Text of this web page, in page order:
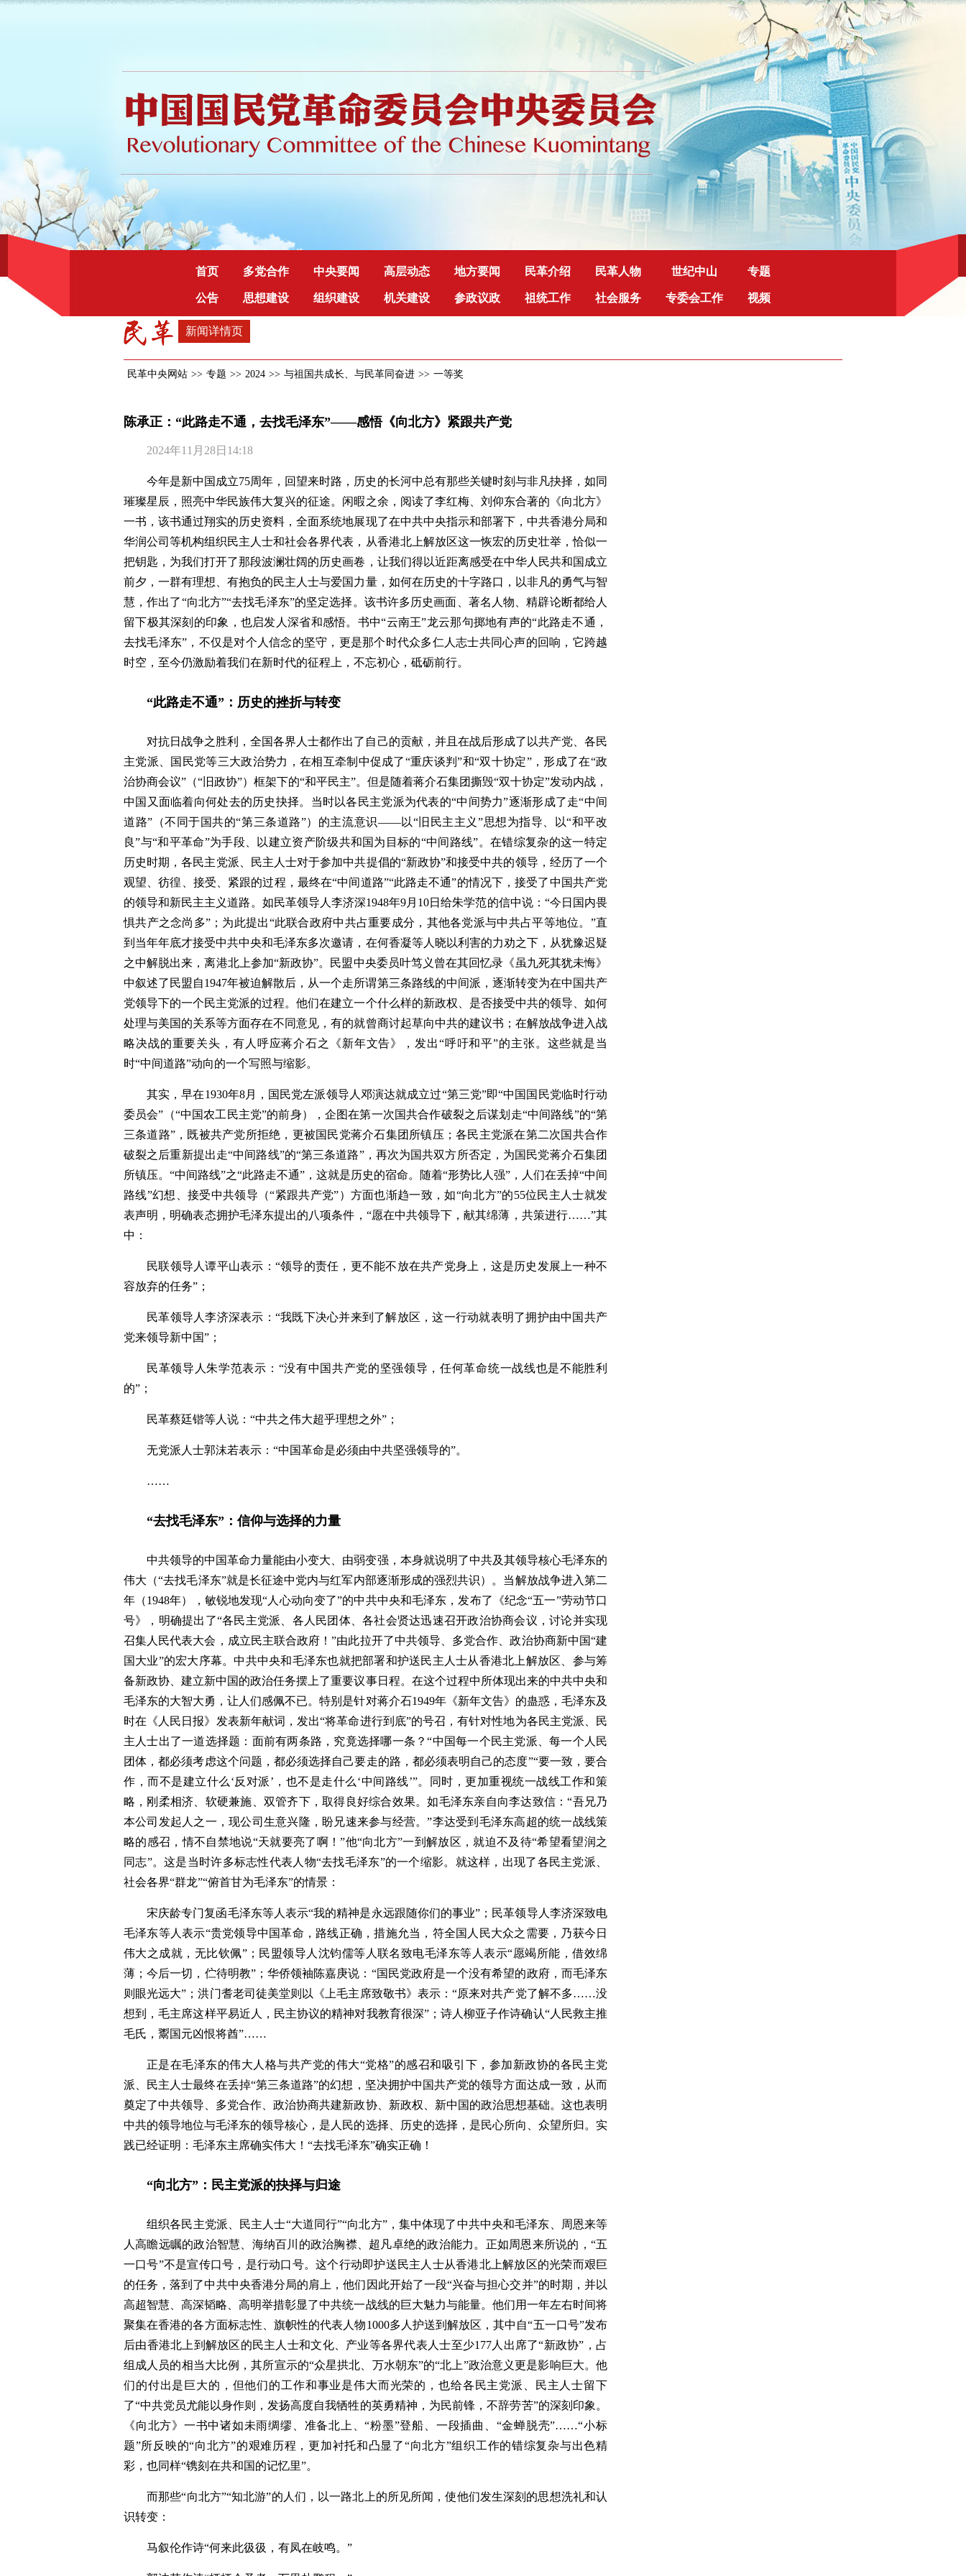
首页 多党合作 中央要闻 高层动态 地方要闻 民革介绍 民革人物 世纪中山 专题
公告 思想建设 组织建设 机关建设 参政议政 祖统工作 社会服务 专委会工作 视频
新闻详情页
民革中央网站 >> 专题 >> 2024 >> 与祖国共成长、与民革同奋进 >> 一等奖
陈承正：“此路走不通，去找毛泽东”——感悟《向北方》紧跟共产党
2024年11月28日14:18
今年是新中国成立75周年，回望来时路，历史的长河中总有那些关键时刻与非凡抉择，如同
璀璨星辰，照亮中华民族伟大复兴的征途。闲暇之余，阅读了李红梅、刘仰东合著的《向北方》
一书，该书通过翔实的历史资料，全面系统地展现了在中共中央指示和部署下，中共香港分局和
华润公司等机构组织民主人士和社会各界代表，从香港北上解放区这一恢宏的历史壮举，恰似一
把钥匙，为我们打开了那段波澜壮阔的历史画卷，让我们得以近距离感受在中华人民共和国成立
前夕，一群有理想、有抱负的民主人士与爱国力量，如何在历史的十字路口，以非凡的勇气与智
慧，作出了“向北方”“去找毛泽东”的坚定选择。该书许多历史画面、著名人物、精辟论断都给人
留下极其深刻的印象，也启发人深省和感悟。书中“云南王”龙云那句掷地有声的“此路走不通，
去找毛泽东”，不仅是对个人信念的坚守，更是那个时代众多仁人志士共同心声的回响，它跨越
时空，至今仍激励着我们在新时代的征程上，不忘初心，砥砺前行。
“此路走不通”：历史的挫折与转变
对抗日战争之胜利，全国各界人士都作出了自己的贡献，并且在战后形成了以共产党、各民
主党派、国民党等三大政治势力，在相互牵制中促成了“重庆谈判”和“双十协定”，形成了在“政
治协商会议”（“旧政协”）框架下的“和平民主”。但是随着蒋介石集团撕毁“双十协定”发动内战，
中国又面临着向何处去的历史抉择。当时以各民主党派为代表的“中间势力”逐渐形成了走“中间
道路”（不同于国共的“第三条道路”）的主流意识——以“旧民主主义”思想为指导、以“和平改
良”与“和平革命”为手段、以建立资产阶级共和国为目标的“中间路线”。在错综复杂的这一特定
历史时期，各民主党派、民主人士对于参加中共提倡的“新政协”和接受中共的领导，经历了一个
观望、彷徨、接受、紧跟的过程，最终在“中间道路”“此路走不通”的情况下，接受了中国共产党
的领导和新民主主义道路。如民革领导人李济深1948年9月10日给朱学范的信中说：“今日国内畏
惧共产之念尚多”；为此提出“此联合政府中共占重要成分，其他各党派与中共占平等地位。”直
到当年年底才接受中共中央和毛泽东多次邀请，在何香凝等人晓以利害的力劝之下，从犹豫迟疑
之中解脱出来，离港北上参加“新政协”。民盟中央委员叶笃义曾在其回忆录《虽九死其犹未悔》
中叙述了民盟自1947年被迫解散后，从一个走所谓第三条路线的中间派，逐渐转变为在中国共产
党领导下的一个民主党派的过程。他们在建立一个什么样的新政权、是否接受中共的领导、如何
处理与美国的关系等方面存在不同意见，有的就曾商讨起草向中共的建议书；在解放战争进入战
略决战的重要关头，有人呼应蒋介石之《新年文告》，发出“呼吁和平”的主张。这些就是当
时“中间道路”动向的一个写照与缩影。
其实，早在1930年8月，国民党左派领导人邓演达就成立过“第三党”即“中国国民党临时行动
委员会”（“中国农工民主党”的前身），企图在第一次国共合作破裂之后谋划走“中间路线”的“第
三条道路”，既被共产党所拒绝，更被国民党蒋介石集团所镇压；各民主党派在第二次国共合作
破裂之后重新提出走“中间路线”的“第三条道路”，再次为国共双方所否定，为国民党蒋介石集团
所镇压。“中间路线”之“此路走不通”，这就是历史的宿命。随着“形势比人强”，人们在丢掉“中间
路线”幻想、接受中共领导（“紧跟共产党”）方面也渐趋一致，如“向北方”的55位民主人士就发
表声明，明确表态拥护毛泽东提出的八项条件，“愿在中共领导下，献其绵薄，共策进行……”其
中：
民联领导人谭平山表示：“领导的责任，更不能不放在共产党身上，这是历史发展上一种不
容放弃的任务”；
民革领导人李济深表示：“我既下决心并来到了解放区，这一行动就表明了拥护由中国共产
党来领导新中国”；
民革领导人朱学范表示：“没有中国共产党的坚强领导，任何革命统一战线也是不能胜利
的”；
民革蔡廷锴等人说：“中共之伟大超乎理想之外”；
无党派人士郭沫若表示：“中国革命是必须由中共坚强领导的”。
……
“去找毛泽东”：信仰与选择的力量
中共领导的中国革命力量能由小变大、由弱变强，本身就说明了中共及其领导核心毛泽东的
伟大（“去找毛泽东”就是长征途中党内与红军内部逐渐形成的强烈共识）。当解放战争进入第二
年（1948年），敏锐地发现“人心动向变了”的中共中央和毛泽东，发布了《纪念“五一”劳动节口
号》，明确提出了“各民主党派、各人民团体、各社会贤达迅速召开政治协商会议，讨论并实现
召集人民代表大会，成立民主联合政府！”由此拉开了中共领导、多党合作、政治协商新中国“建
国大业”的宏大序幕。中共中央和毛泽东也就把部署和护送民主人士从香港北上解放区、参与筹
备新政协、建立新中国的政治任务摆上了重要议事日程。在这个过程中所体现出来的中共中央和
毛泽东的大智大勇，让人们感佩不已。特别是针对蒋介石1949年《新年文告》的蛊惑，毛泽东及
时在《人民日报》发表新年献词，发出“将革命进行到底”的号召，有针对性地为各民主党派、民
主人士出了一道选择题：面前有两条路，究竟选择哪一条？“中国每一个民主党派、每一个人民
团体，都必须考虑这个问题，都必须选择自己要走的路，都必须表明自己的态度”“要一致，要合
作，而不是建立什么‘反对派’，也不是走什么‘中间路线’”。同时，更加重视统一战线工作和策
略，刚柔相济、软硬兼施、双管齐下，取得良好综合效果。如毛泽东亲自向李达致信：“吾兄乃
本公司发起人之一，现公司生意兴隆，盼兄速来参与经营。”李达受到毛泽东高超的统一战线策
略的感召，情不自禁地说“天就要亮了啊！”他“向北方”一到解放区，就迫不及待“希望看望润之
同志”。这是当时许多标志性代表人物“去找毛泽东”的一个缩影。就这样，出现了各民主党派、
社会各界“群龙”“俯首甘为毛泽东”的情景：
宋庆龄专门复函毛泽东等人表示“我的精神是永远跟随你们的事业”；民革领导人李济深致电
毛泽东等人表示“贵党领导中国革命，路线正确，措施允当，符全国人民大众之需要，乃获今日
伟大之成就，无比钦佩”；民盟领导人沈钧儒等人联名致电毛泽东等人表示“愿竭所能，借效绵
薄；今后一切，伫待明教”；华侨领袖陈嘉庚说：“国民党政府是一个没有希望的政府，而毛泽东
则眼光远大”；洪门耆老司徒美堂则以《上毛主席致敬书》表示：“原来对共产党了解不多……没
想到，毛主席这样平易近人，民主协议的精神对我教育很深”；诗人柳亚子作诗确认“人民救主推
毛氏，鬻国元凶恨将酋”……
正是在毛泽东的伟大人格与共产党的伟大“党格”的感召和吸引下，参加新政协的各民主党
派、民主人士最终在丢掉“第三条道路”的幻想，坚决拥护中国共产党的领导方面达成一致，从而
奠定了中共领导、多党合作、政治协商共建新政协、新政权、新中国的政治思想基础。这也表明
中共的领导地位与毛泽东的领导核心，是人民的选择、历史的选择，是民心所向、众望所归。实
践已经证明：毛泽东主席确实伟大！“去找毛泽东”确实正确！
“向北方”：民主党派的抉择与归途
组织各民主党派、民主人士“大道同行”“向北方”，集中体现了中共中央和毛泽东、周恩来等
人高瞻远瞩的政治智慧、海纳百川的政治胸襟、超凡卓绝的政治能力。正如周恩来所说的，“五
一口号”不是宣传口号，是行动口号。这个行动即护送民主人士从香港北上解放区的光荣而艰巨
的任务，落到了中共中央香港分局的肩上，他们因此开始了一段“兴奋与担心交并”的时期，并以
高超智慧、高深韬略、高明举措彰显了中共统一战线的巨大魅力与能量。他们用一年左右时间将
聚集在香港的各方面标志性、旗帜性的代表人物1000多人护送到解放区，其中自“五一口号”发布
后由香港北上到解放区的民主人士和文化、产业等各界代表人士至少177人出席了“新政协”，占
组成人员的相当大比例，其所宣示的“众星拱北、万水朝东”的“北上”政治意义更是影响巨大。他
们的付出是巨大的，但他们的工作和事业是伟大而光荣的，也给各民主党派、民主人士留下
了“中共党员尤能以身作则，发扬高度自我牺牲的英勇精神，为民前锋，不辞劳苦”的深刻印象。
《向北方》一书中诸如未雨绸缪、准备北上、“粉墨”登船、一段插曲、“金蝉脱壳”……“小标
题”所反映的“向北方”的艰难历程，更加衬托和凸显了“向北方”组织工作的错综复杂与出色精
彩，也同样“镌刻在共和国的记忆里”。
而那些“向北方”“知北游”的人们，以一路北上的所见所闻，使他们发生深刻的思想洗礼和认
识转变：
马叙伦作诗“何来此彶彶，有凤在岐鸣。”